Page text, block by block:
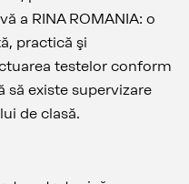
a RINA ROMANIA: o
practică şi
testelor conform
existe supervizare
de clasă.